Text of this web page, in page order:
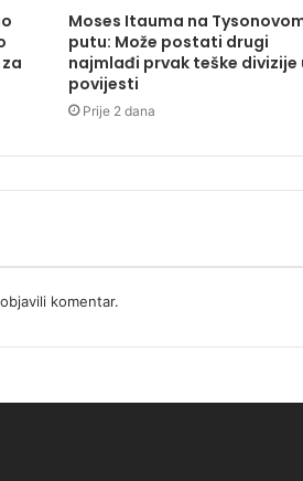
Moses Itauma na
putu: Može postati drugi
najmlađi prvak teške divizije
povijesti
Prije 2 dana
komentar.